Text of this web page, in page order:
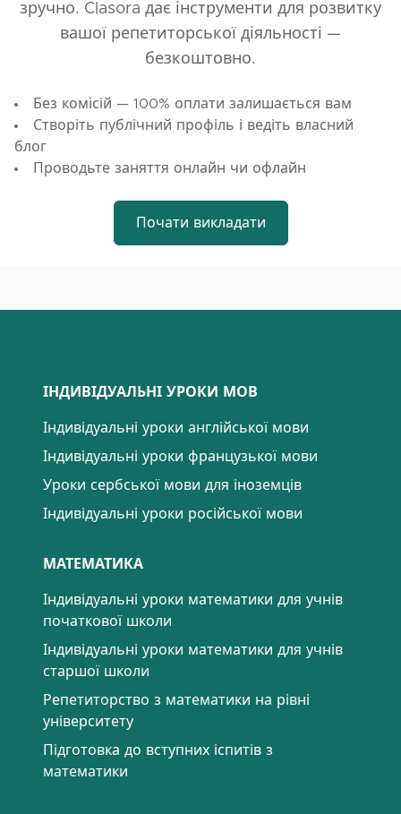
зручно. Clasora дає інструменти для розвитку
вашої репетиторської діяльності —
безкоштовно.
Без комісій — 100% оплати залишається вам
Створіть публічний профіль і ведіть власний
блог
Проводьте заняття онлайн чи офлайн
Почати викладати
ІНДИВІДУАЛЬНІ УРОКИ МОВ
Індивідуальні уроки англійської мови
Індивідуальні уроки французької мови
Уроки сербської мови для іноземців
Індивідуальні уроки російської мови
МАТЕМАТИКА
Індивідуальні уроки математики для учнів
початкової школи
Індивідуальні уроки математики для учнів
старшої школи
Репетиторство з математики на рівні
університету
Підготовка до вступних іспитів з
математики